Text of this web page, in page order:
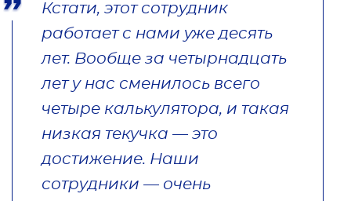
Кстати, этот сотрудник
работает с нами уже десять
лет. Вообще за четырнадцать
лет у нас сменилось всего
четыре калькулятора, и такая
низкая текучка — это
достижение. Наши
сотрудники — очень